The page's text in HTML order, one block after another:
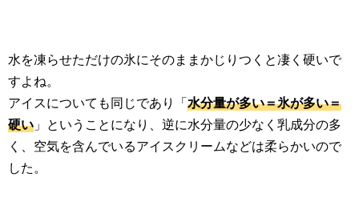
水を凍らせただけの氷にそのままかじりつくと凄く硬いで
すよね。
アイスについても同じであり「水分量が多い＝氷が多い＝
硬い 」ということになり、逆に水分量の少なく乳成分の多
く、空気を含んでいるアイスクリームなどは柔らかいので
した。